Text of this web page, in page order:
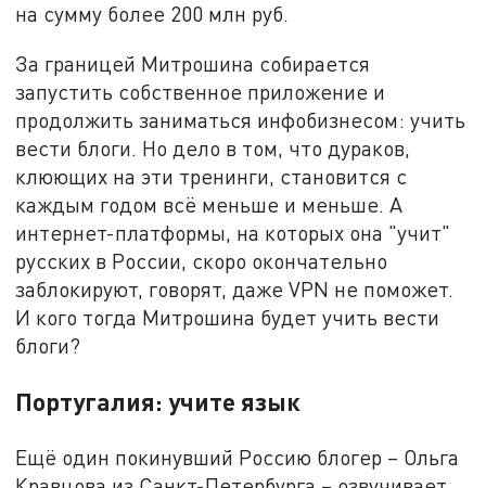
на сумму более 200 млн руб.
За границей Митрошина собирается
запустить собственное приложение и
продолжить заниматься инфобизнесом: учить
вести блоги. Но дело в том, что дураков,
клюющих на эти тренинги, становится с
каждым годом всё меньше и меньше. А
интернет-платформы, на которых она "учит"
русских в России, скоро окончательно
заблокируют, говорят, даже VPN не поможет.
И кого тогда Митрошина будет учить вести
блоги?
Португалия: учите язык
Ещё один покинувший Россию блогер – Ольга